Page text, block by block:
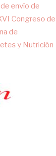
envío de
Congreso de
de
y Nutrición